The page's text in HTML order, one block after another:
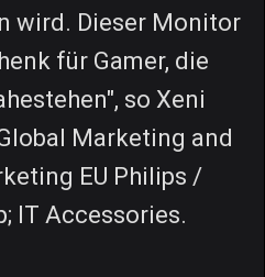
wird. Dieser Monitor
für Gamer, die
so Xeni
Marketing and
EU Philips /
IT Accessories.